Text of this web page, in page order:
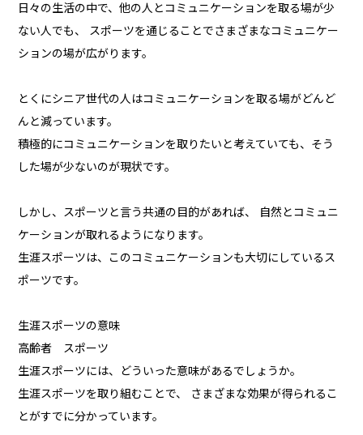
日々の生活の中で、他の人とコミュニケーションを取る場が少
ない人でも、 スポーツを通じることでさまざまなコミュニケー
ションの場が広がります。
とくにシニア世代の人はコミュニケーションを取る場がどんど
んと減っています。
積極的にコミュニケーションを取りたいと考えていても、そう
した場が少ないのが現状です。
しかし、スポーツと言う共通の目的があれば、 自然とコミュニ
ケーションが取れるようになります。
生涯スポーツは、このコミュニケーションも大切にしているス
ポーツです。
生涯スポーツの意味
高齢者 スポーツ
生涯スポーツには、どういった意味があるでしょうか。
生涯スポーツを取り組むことで、 さまざまな効果が得られるこ
とがすでに分かっています。